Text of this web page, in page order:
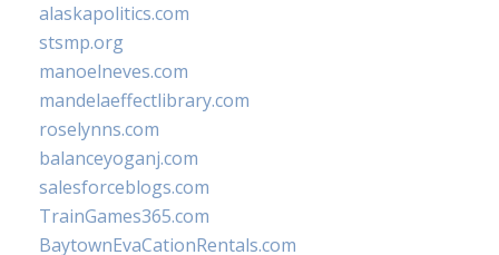
alaskapolitics.com
stsmp.org
manoelneves.com
mandelaeffectlibrary.com
roselynns.com
balanceyoganj.com
salesforceblogs.com
TrainGames365.com
BaytownEvaCationRentals.com